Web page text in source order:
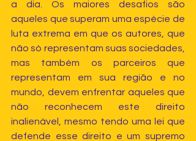
a dia. Os maiores desafios são
aqueles que superam uma espécie de
luta extrema em que os autores, que
não só representam suas sociedades,
mas também os parceiros que
representam em sua região e no
mundo, devem enfrentar aqueles que
não reconhecem este direito
inalienável, mesmo tendo uma lei que
defende esse direito e um supremo